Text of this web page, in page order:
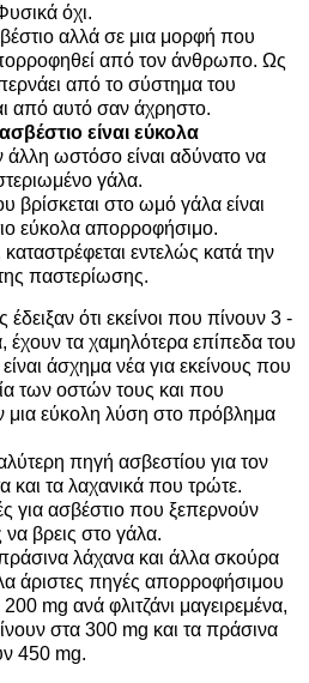
όχι.
αλλά σε μια μορφή που
από τον άνθρωπο. Ως
από το σύστημα του
από αυτό σαν άχρηστο.
είναι εύκολα
άλλη ωστόσο είναι αδύνατο να
γάλα.
στο ωμό γάλα είναι
εύκολα απορροφήσιμο.
εντελώς κατά την
παστερίωσης.
έδειξαν ότι εκείνοι που πίνουν 3 -
έχουν τα χαμηλότερα επίπεδα του
άσχημα νέα για εκείνους που
των οστών τους και που
μια εύκολη λύση στο πρόβλημα
πηγή ασβεστίου για τον
και τα λαχανικά που τρώτε.
για ασβέστιο που ξεπερνούν
βρεις στο γάλα.
λάχανα και άλλα σκούρα
άριστες πηγές απορροφήσιμου
mg ανά φλιτζάνι μαγειρεμένα,
στα 300 mg και τα πράσινα
450 mg.